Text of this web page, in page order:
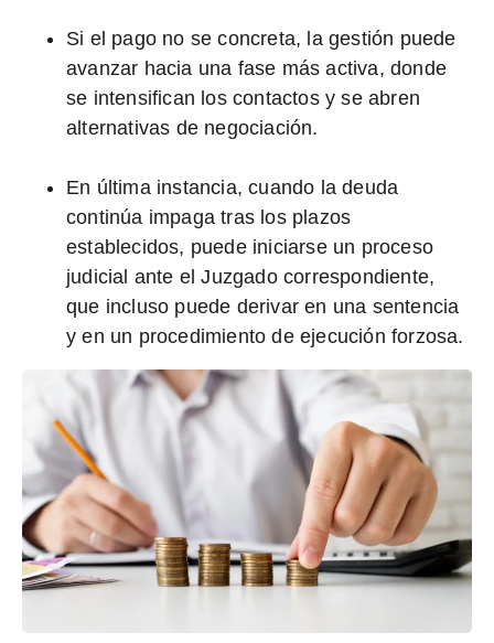
Si el pago no se concreta, la gestión puede
avanzar hacia una fase más activa, donde
se intensifican los contactos y se abren
alternativas de negociación.
En última instancia, cuando la deuda
continúa impaga tras los plazos
establecidos, puede iniciarse un proceso
judicial ante el Juzgado correspondiente,
que incluso puede derivar en una sentencia
y en un procedimiento de ejecución forzosa.